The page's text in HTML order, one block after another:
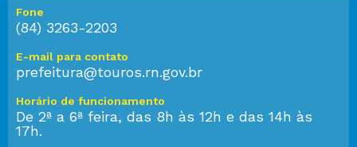
Fone
(84) 3263-2203
E-mail para contato
prefeitura@touros.rn.gov.br
Horário de funcionamento
De 2ª a 6ª feira, das 8h às 12h e das 14h às
17h.